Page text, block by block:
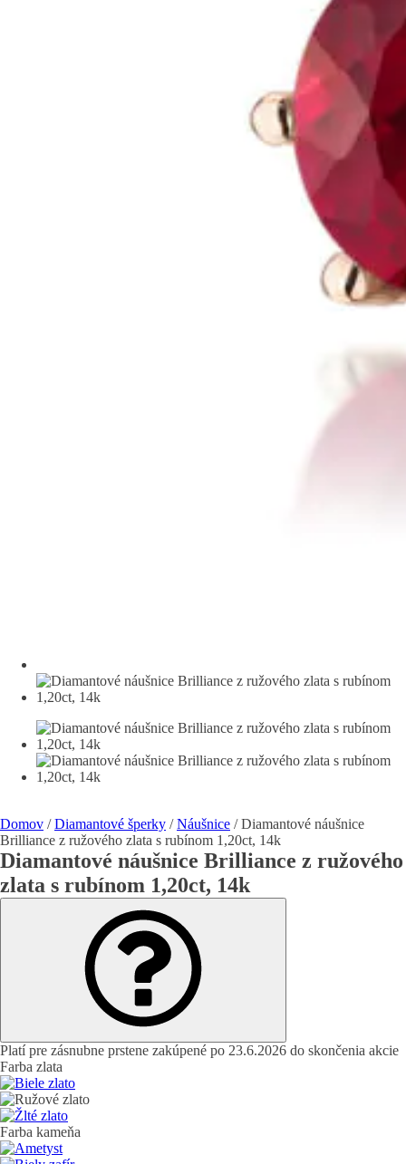
Domov /Diamantové šperky /Náušnice / Diamantové náušnice
Brilliance z ružového zlata s rubínom 1,20ct, 14k
Diamantové náušnice Brilliance z ružového
zlata s rubínom 1,20ct, 14k
Platí pre zásnubne prstene zakúpené po 23.6.2026 do skončenia akcie
Farba zlata
Farba kameňa